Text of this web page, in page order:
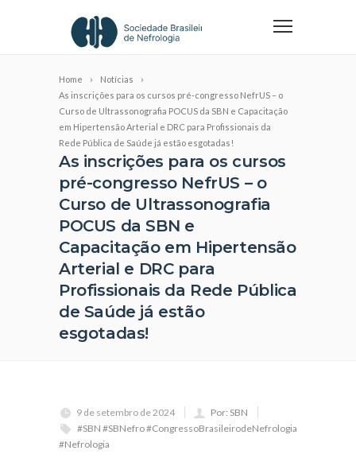
Home
Notícias
As inscrições para os cursos pré-congresso NefrUS – o
Curso de Ultrassonografia POCUS da SBN e Capacitação
em Hipertensão Arterial e DRC para Profissionais da
Rede Pública de Saúde já estão esgotadas!
As inscrições para os cursos
pré-congresso NefrUS – o
Curso de Ultrassonografia
POCUS da SBN e
Capacitação em Hipertensão
Arterial e DRC para
Profissionais da Rede Pública
de Saúde já estão
esgotadas!
9 de setembro de 2024
Por: SBN
#SBN #SBNefro #CongressoBrasileirodeNefrologia
#Nefrologia